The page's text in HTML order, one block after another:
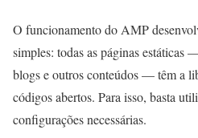
O funcionamento do AMP
simples: todas as páginas estáticas
blogs e outros conteúdos — têm a
códigos abertos. Para isso, basta
configurações necessárias.